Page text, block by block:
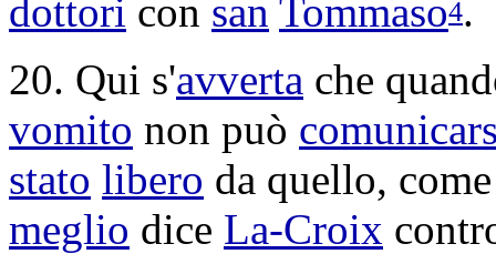
dottori con san Tommaso4.
20. Qui s'avverta che
vomito non può
stato libero da quello,
meglio dice La-Croix